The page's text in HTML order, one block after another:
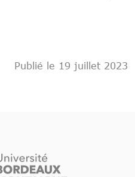
Publié le 19 juillet 2023